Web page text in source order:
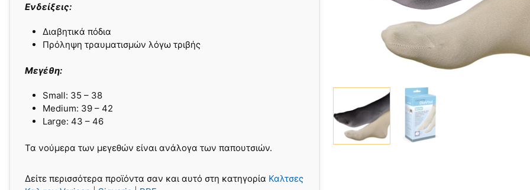
Ενδείξεις:
Διαβητικά πόδια
Πρόληψη τραυματισμών λόγω τριβής
Μεγέθη:
Small: 35 – 38
Medium: 39 – 42
Large: 43 – 46
Τα νούμερα των μεγεθών είναι ανάλογα των παπουτσιών.
Δείτε περισσότερα προϊόντα σαν και αυτό στη κατηγορία Καλτσες